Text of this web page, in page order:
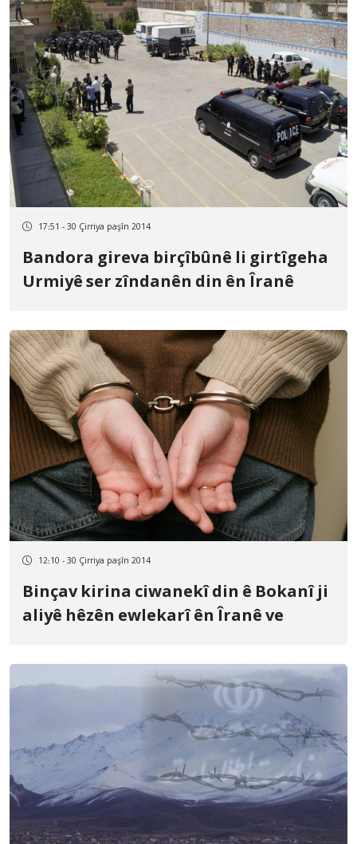
17:51 - 30 Çirriya paşîn 2014
Bandora gireva birçîbûnê li girtîgeha
Urmiyê ser zîndanên din ên Îranê
12:10 - 30 Çirriya paşîn 2014
Binçav kirina ciwanekî din ê Bokanî ji
aliyê hêzên ewlekarî ên Îranê ve